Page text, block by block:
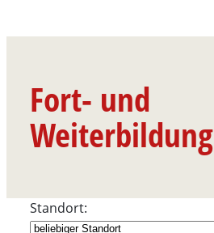
Fort- und
Weiterbildung
Standort: